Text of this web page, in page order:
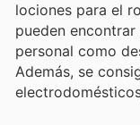
lociones para el
pueden
personal como
Además, se